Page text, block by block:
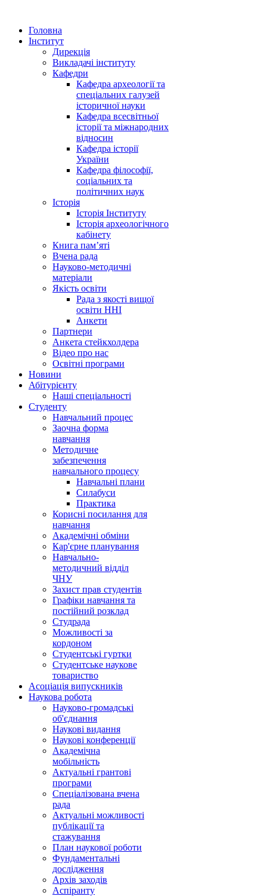
Головна
Інститут
Дирекція
Викладачі інституту
Кафедри
Кафедра археології та
спеціальних галузей
історичної науки
Кафедра всесвітньої
історії та міжнародних
відносин
Кафедра історії
України
Кафедра філософії,
соціальних та
політичних наук
Історія
Історія Інституту
Історія археологічного
кабінету
Книга памʼяті
Вчена рада
Науково-методичні
матеріали
Якість освіти
Рада з якості вищої
освіти ННІ
Анкети
Партнери
Анкета стейкхолдера
Відео про нас
Освітні програми
Hовини
Абітурієнту
Наші спеціальності
Студенту
Навчальний процес
Заочна форма
навчання
Методичне
забезпечення
навчального процесу
Навчальні плани
Силабуси
Практика
Корисні посилання для
навчання
Академічні обміни
Кар'єрне планування
Навчально-
методичний відділ
ЧНУ
Захист прав студентів
Графіки навчання та
постійний розклад
Студрада
Можливості за
кордоном
Студентські гуртки
Студентське наукове
товариство
Асоціація випускників
Наукова робота
Науково-громадські
об'єднання
Наукові видання
Наукові конференції
Академічна
мобільність
Актуальні грантові
програми
Спеціалізована вчена
рада
Актуальні можливості
публікації та
стажування
План наукової роботи
Фундаментальні
дослідження
Архів заходів
Аспіранту